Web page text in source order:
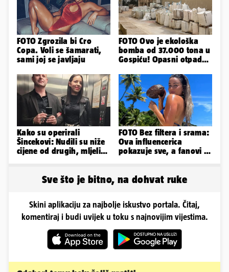
FOTO Zgrozila bi Cro
Copa. Voli se šamarati,
sami joj se javljaju
FOTO Ovo je ekološka
bomba od 37.000 tona u
Gospiću! Opasni otpad
Kako su operirali
Šincekovi: Nudili su niže
cijene od drugih, mljeli
FOTO Bez filtera i srama:
Ova influencerica
pokazuje sve, a fanovi je
Sve što je bitno, na dohvat ruke
Skini aplikaciju za najbolje iskustvo portala. Čitaj,
komentiraj i budi uvijek u toku s najnovijim vijestima.